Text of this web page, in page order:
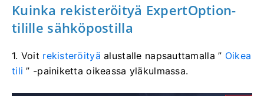
Kuinka rekisteröityä ExpertOption-
tilille sähköpostilla
1. Voit rekisteröityä alustalle napsauttamalla ” Oikea
tili ” -painiketta oikeassa yläkulmassa.